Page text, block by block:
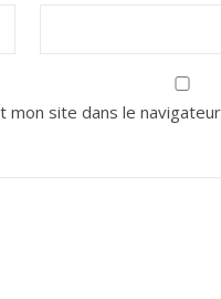
site dans le